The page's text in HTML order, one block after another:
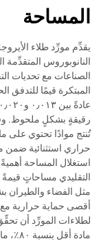
المساحة
يقدِّم مورِّد طلاء
النانوبوروس المتقدِّمة
الصناعات مع تحديات
المبتكرة قيمًا للتدفق
رقيقةٍ بشكلٍ ملحوظ.
حراري استثنائية ضمن
استغلال المساحة
التقليدي مساحاتٍ قيمةً
مثل الفضاء والطيران
أقصى حماية حرارية مع
لطلاءات المورِّد أن
مادة